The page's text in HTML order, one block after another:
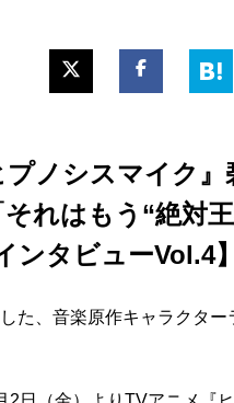
ノシスマイク』
れはもう“絶対
ンタビューVol.4】
た、音楽原作キャラクタ